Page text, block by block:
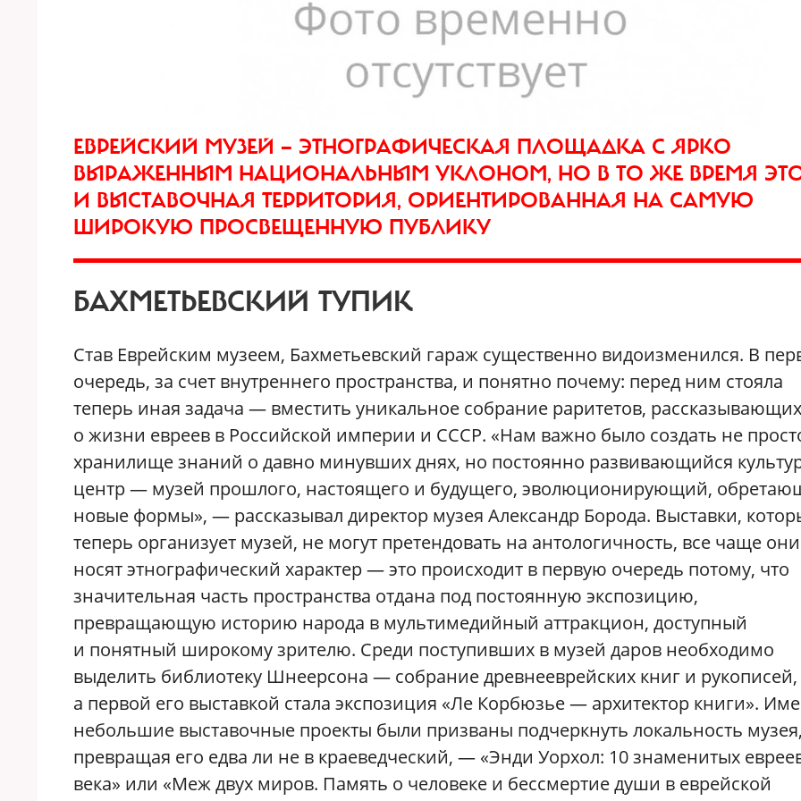
ЕВРЕЙСКИЙ МУЗЕЙ — ЭТНОГРАФИЧЕСКАЯ ПЛОЩАДКА С ЯРКО
ВЫРАЖЕННЫМ НАЦИОНАЛЬНЫМ УКЛОНОМ, НО В ТО ЖЕ ВРЕМЯ
И ВЫСТАВОЧНАЯ ТЕРРИТОРИЯ, ОРИЕНТИРОВАННАЯ НА САМУЮ
ШИРОКУЮ ПРОСВЕЩЕННУЮ ПУБЛИКУ
БАХМЕТЬЕВСКИЙ ТУПИК
Став Еврейским музеем, Бахметьевский гараж существенно видоизменился. В
очередь, за счет внутреннего пространства, и понятно почему: перед ним стояла
теперь иная задача — вместить уникальное собрание раритетов, рассказывающих
о жизни евреев в Российской империи и СССР. «Нам важно было создать не
хранилище знаний о давно минувших днях, но постоянно развивающийся
центр — музей прошлого, настоящего и будущего, эволюционирующий,
новые формы», — рассказывал директор музея Александр Борода. Выставки,
теперь организует музей, не могут претендовать на антологичность, все чаще они
носят этнографический характер — это происходит в первую очередь потому, что
значительная часть пространства отдана под постоянную экспозицию,
превращающую историю народа в мультимедийный аттракцион, доступный
и понятный широкому зрителю. Среди поступивших в музей даров необходимо
выделить библиотеку Шнеерсона — собрание древнееврейских книг и рукописей,
а первой его выставкой стала экспозиция «Ле Корбюзье — архитектор книги».
небольшие выставочные проекты были призваны подчеркнуть локальность музея,
превращая его едва ли не в краеведческий, — «Энди Уорхол: 10 знаменитых
века» или «Меж двух миров. Память о человеке и бессмертие души в еврейской